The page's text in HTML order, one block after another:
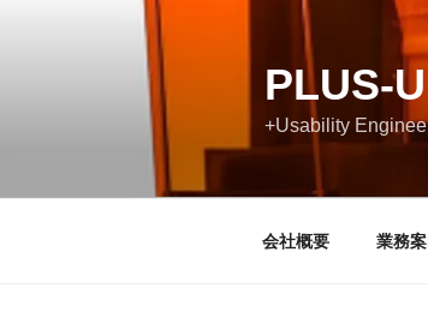
PLUS-
+Usability
会社概要 業務